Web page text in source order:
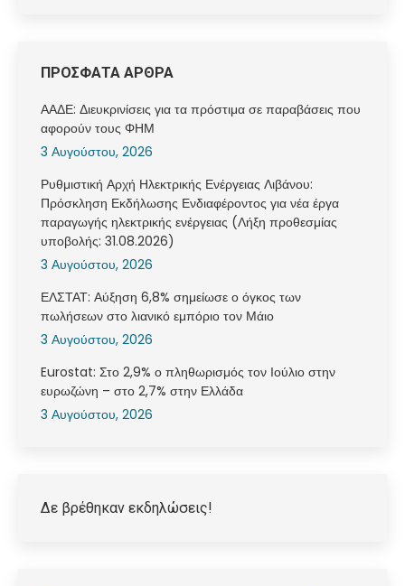
ΠΡΟΣΦΑΤΑ ΑΡΘΡΑ
ΑΑΔΕ: Διευκρινίσεις για τα πρόστιμα σε παραβάσεις που
αφορούν τους ΦΗΜ
3 Αυγούστου, 2026
Ρυθμιστική Αρχή Ηλεκτρικής Ενέργειας Λιβάνου:
Πρόσκληση Εκδήλωσης Ενδιαφέροντος για νέα έργα
παραγωγής ηλεκτρικής ενέργειας (Λήξη προθεσμίας
υποβολής: 31.08.2026)
3 Αυγούστου, 2026
ΕΛΣΤΑΤ: Αύξηση 6,8% σημείωσε ο όγκος των
πωλήσεων στο λιανικό εμπόριο τον Μάιο
3 Αυγούστου, 2026
Eurostat: Στο 2,9% ο πληθωρισμός τον Ιούλιο στην
ευρωζώνη – στο 2,7% στην Ελλάδα
3 Αυγούστου, 2026
Δε βρέθηκαν εκδηλώσεις!